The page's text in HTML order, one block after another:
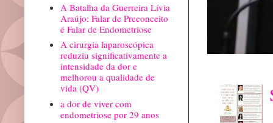
A Batalha da Guerreira Lívia
Araújo: Falar de Preconceito
é Falar de Endometriose
A cirurgia laparoscópica
reduziu significativamente a
intensidade da dor e
melhorou a qualidade de
vida (QV)
a dor de viver com
endometriose por 29 anos